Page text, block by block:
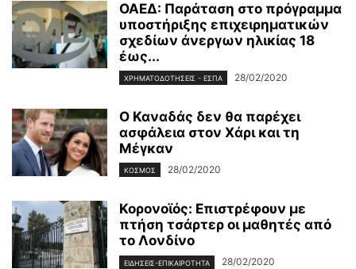
ΟΑΕΔ: Παράταση στο πρόγραμμα
υποστήριξης επιχειρηματικών
σχεδίων άνεργων ηλικίας 18
έως...
ΧΡΗΜΑΤΟΔΟΤΉΣΕΙΣ - ΕΣΠΑ 28/02/2020
Ο Καναδάς δεν θα παρέχει
ασφάλεια στον Χάρι και τη
Μέγκαν
ΚΌΣΜΟΣ 28/02/2020
Κορονοϊός: Επιστρέφουν με
πτήση τσάρτερ οι μαθητές από
το Λονδίνο
ΕΙΔΉΣΕΙΣ-ΕΠΙΚΑΙΡΌΤΗΤΑ 28/02/2020